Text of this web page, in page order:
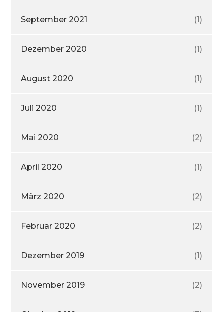
September 2021 (1)
Dezember 2020 (1)
August 2020 (1)
Juli 2020 (1)
Mai 2020 (2)
April 2020 (1)
März 2020 (2)
Februar 2020 (2)
Dezember 2019 (1)
November 2019 (2)